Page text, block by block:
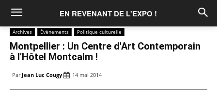
EN REVENANT DE L'EXPO !
Archives Événements Politique culturelle
Montpellier : Un Centre d'Art Contemporain
à l'Hôtel Montcalm !
Par Jean Luc Cougy 14 mai 2014